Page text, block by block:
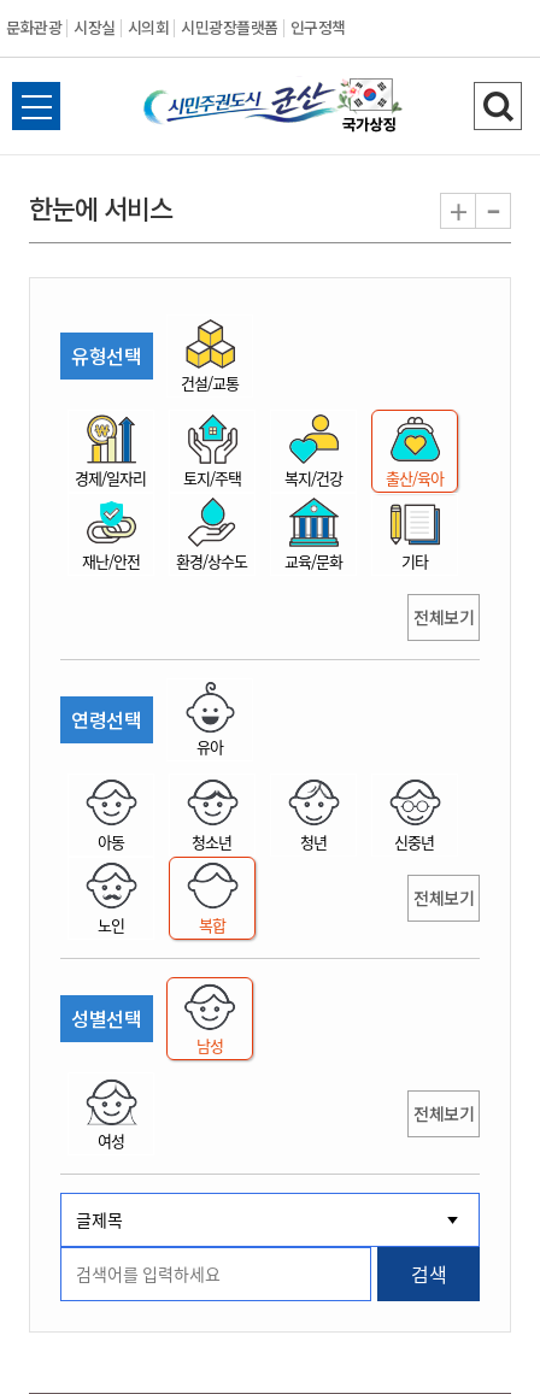
문화관광 시장실 시의회 시민광장플랫폼 인구정책
시
민
권
시
산
전
체
뉴
열
검
색
기
한눈에 서비스 + -
유형선택
건설/교통
경제/일자리 토지/주택 복지/건강 출산/육아
재난/안전 환경/상수도 교육/문화 기타
전체보기
연령선택
유아
아동 청소년 청년 신중년
노인 복합
전체보기
성별선택
남성
여성
전체보기
검색